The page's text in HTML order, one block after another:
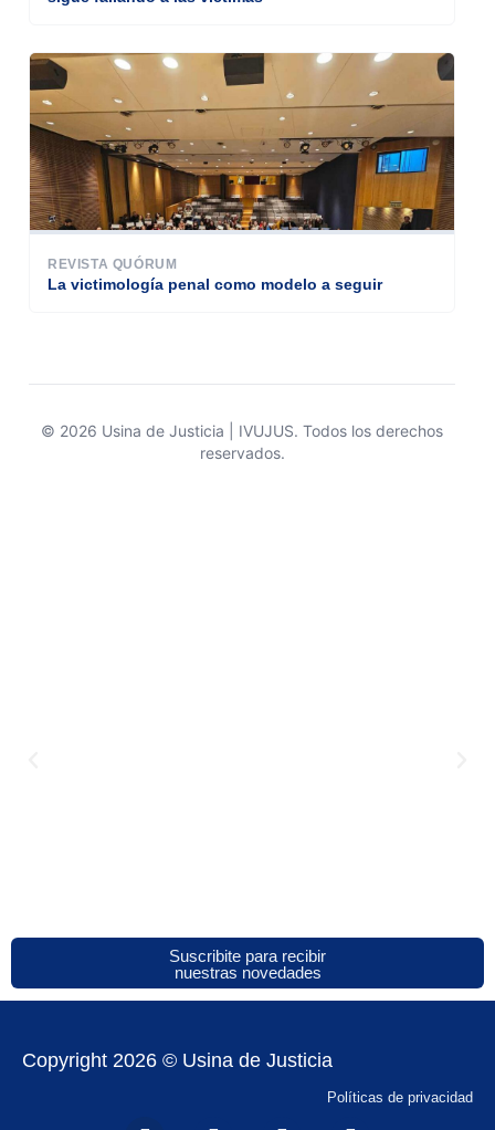
REVISTA QUÓRUM
La victimología penal como modelo a seguir
© 2026 Usina de Justicia | IVUJUS. Todos los derechos
reservados.
Suscribite para recibir
nuestras novedades
Copyright 2026 © Usina de Justicia
Políticas de privacidad